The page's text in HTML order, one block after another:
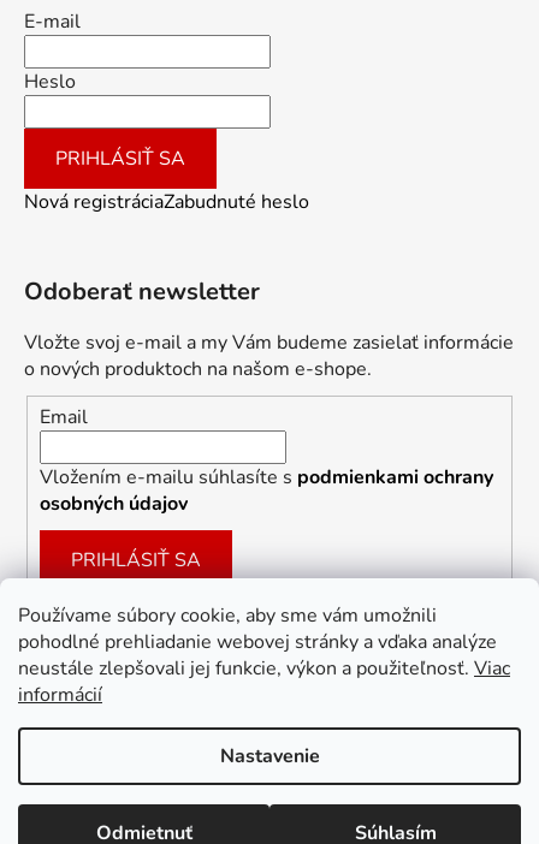
Používame súbory cookie, aby sme vám umožnili
pohodlné prehliadanie webovej stránky a vďaka analýze
neustále zlepšovali jej funkcie, výkon a použiteľnosť. Viac
informácií
Nastavenie
Odmietnuť Súhlasím
E-mail
Heslo
PRIHLÁSIŤ SA
Nová registráciaZabudnuté heslo
Odoberať newsletter
Vložte svoj e-mail a my Vám budeme zasielať informácie
o nových produktoch na našom e-shope.
Email
Vložením e-mailu súhlasíte s podmienkami ochrany
osobných údajov
PRIHLÁSIŤ SA
Facebook
Vytvoril Shoptet